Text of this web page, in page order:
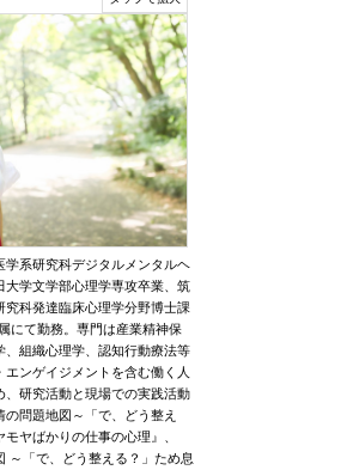
系研究科デジタルメンタルヘ
大学文学部心理学専攻卒業、筑
科発達臨床心理学分野博士課
にて勤務。専門は産業精神保
組織心理学、認知行動療法等
ンゲイジメントを含む働く人
研究活動と現場での実践活動
問題地図～「で、どう整え
ヤばかりの仕事の心理』、
～「で、どう整える？」ため息